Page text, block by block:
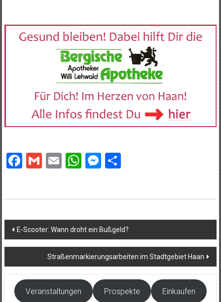
Facebook
Gmail
EmailWhatsApp
Messenger
Teilen
Beitragsnavigation
E-Scooter: Wann droht ein Bußgeld?
Straßenmarkierungsarbeiten im Stadtgebiet Haan
Veranstaltungen Prospekte Einkaufen